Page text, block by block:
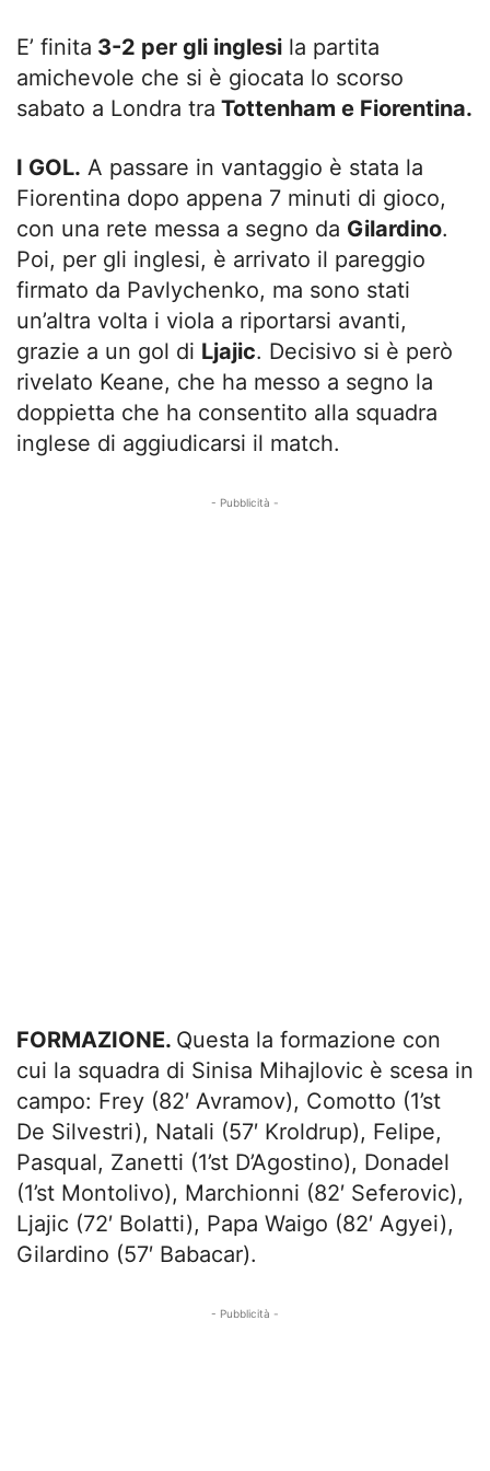
E’ finita 3-2 per gli inglesi la partita
amichevole che si è giocata lo scorso
sabato a Londra tra Tottenham e Fiorentina.
I GOL. A passare in vantaggio è stata la
Fiorentina dopo appena 7 minuti di gioco,
con una rete messa a segno da Gilardino.
Poi, per gli inglesi, è arrivato il pareggio
firmato da Pavlychenko, ma sono stati
un’altra volta i viola a riportarsi avanti,
grazie a un gol di Ljajic. Decisivo si è però
rivelato Keane, che ha messo a segno la
doppietta che ha consentito alla squadra
inglese di aggiudicarsi il match.
- Pubblicità -
FORMAZIONE. Questa la formazione con
cui la squadra di Sinisa Mihajlovic è scesa in
campo: Frey (82′ Avramov), Comotto (1’st
De Silvestri), Natali (57′ Kroldrup), Felipe,
Pasqual, Zanetti (1’st D’Agostino), Donadel
(1’st Montolivo), Marchionni (82′ Seferovic),
Ljajic (72′ Bolatti), Papa Waigo (82′ Agyei),
Gilardino (57′ Babacar).
- Pubblicità -